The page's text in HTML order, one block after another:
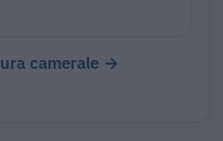
camerale →